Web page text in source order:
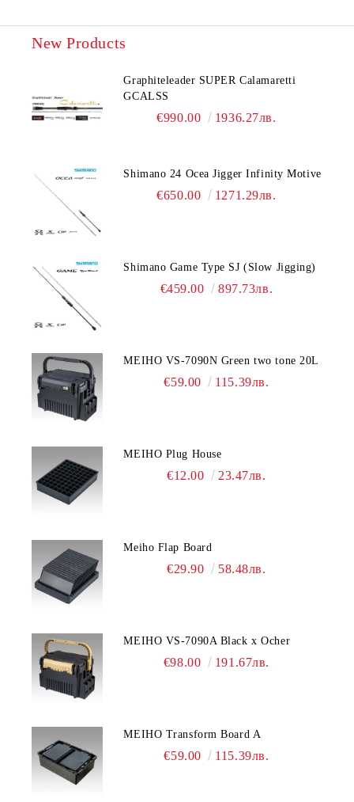
New Products
Graphiteleader SUPER Calamaretti
GCALSS
€990.00 1936.27лв.
Shimano 24 Ocea Jigger Infinity Motive
€650.00 1271.29лв.
Shimano Game Type SJ (Slow Jigging)
€459.00 897.73лв.
MEIHO VS-7090N Green two tone 20L
€59.00 115.39лв.
MEIHO Plug House
€12.00 23.47лв.
Meiho Flap Board
€29.90 58.48лв.
MEIHO VS-7090A Black x Ocher
€98.00 191.67лв.
MEIHO Transform Board A
€59.00 115.39лв.